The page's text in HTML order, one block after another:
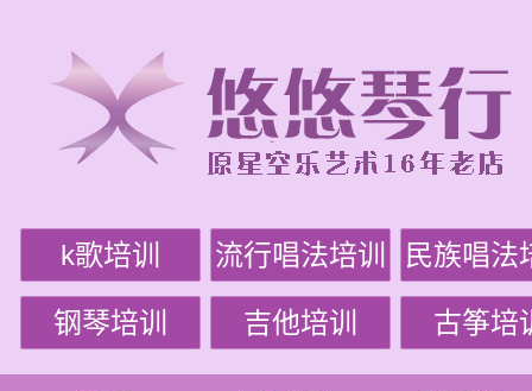
k歌培训 流行唱法培训 民族唱法
钢琴培训 吉他培训 古筝培